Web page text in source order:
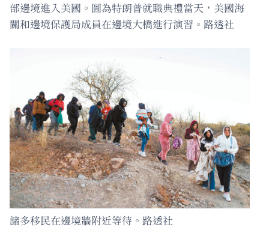
部邊境進入美國。圖為特朗普就職典禮當天，美國海
關和邊境保護局成員在邊境大橋進行演習。路透社
諸多移民在邊境牆附近等待。路透社